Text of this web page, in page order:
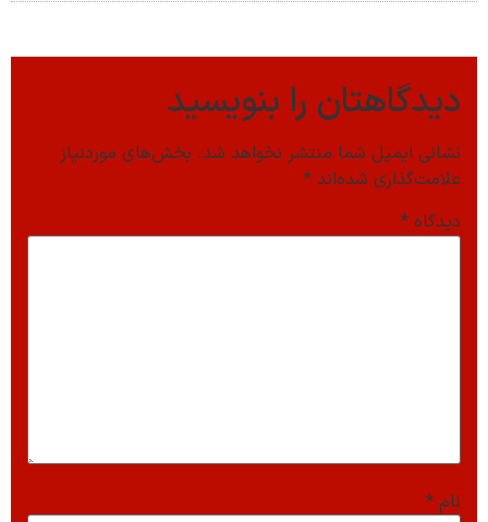
دیدگاهتان را بنویسید
نشانی ایمیل شما منتشر نخواهد شد. بخش‌های موردنیاز
علامت‌گذاری شده‌اند *
دیدگاه *
نام *